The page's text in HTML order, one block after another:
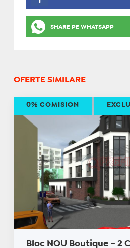
SHARE PE WHATSAPP
OFERTE SIMILARE
Bloc NOU Boutique - 2
0% COMISION